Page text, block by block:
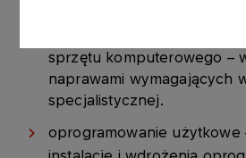
sprzętu komputerowego –
naprawami wymagających
specjalistycznej.
oprogramowanie użytkowe